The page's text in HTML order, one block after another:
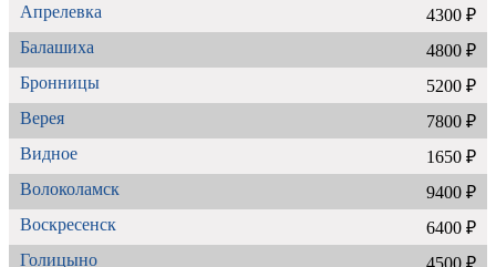
Апрелевка
4300 ₽
Балашиха
4800 ₽
Бронницы
5200 ₽
Верея
7800 ₽
Видное
1650 ₽
Волоколамск
9400 ₽
Воскресенск
6400 ₽
Голицыно
4500 ₽